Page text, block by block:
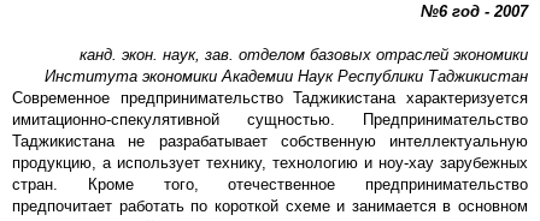
№6 год - 2007
канд. экон. наук, зав. отделом базовых отраслей экономики
Института экономики Академии Наук Республики Таджикистан
Современное предпринимательство Таджикистана характеризуется
имитационно-спекулятивной сущностью. Предпринимательство
Таджикистана не разрабатывает собственную интеллектуальную
продукцию, а использует технику, технологию и ноу-хау зарубежных
стран. Кроме того, отечественное предпринимательство
предпочитает работать по короткой схеме и занимается в основном